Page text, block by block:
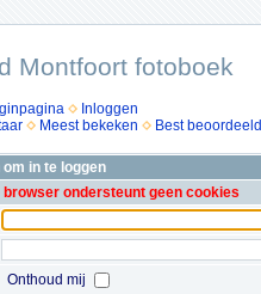
Montfoort fotoboek
Inloggen
Meest bekeken Best beoordeeld
in te loggen
ondersteunt geen cookies
Onthoud mij